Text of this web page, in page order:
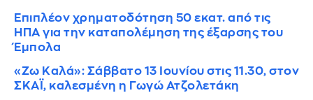
Επιπλέον χρηματοδότηση 50 εκατ. από τις
ΗΠΑ για την καταπολέμηση της έξαρσης του
Έμπολα
«Ζω Καλά»: Σάββατο 13 Ιουνίου στις 11.30, στον
ΣΚΑΪ, καλεσμένη η Γωγώ Ατζολετάκη